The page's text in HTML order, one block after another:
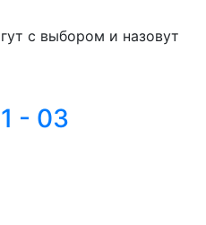
с выбором и назовут
- 03